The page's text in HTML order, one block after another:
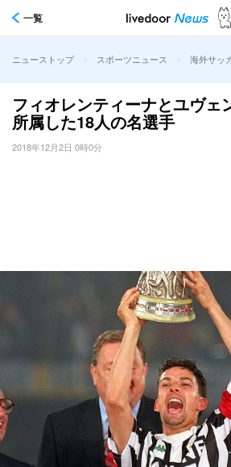
一覧
ニューストップ > スポーツニュース > 海外サッ
フィオレンティーナとユヴェ
所属した18人の名選手
2018年12月2日 0時0分